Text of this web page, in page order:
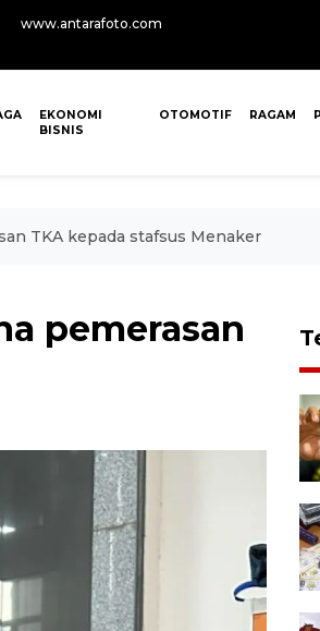
www.antarafoto.com
EKONOMI
BISNIS
OTOMOTIF RAGAM
TKA kepada stafsus Menaker
pemerasan